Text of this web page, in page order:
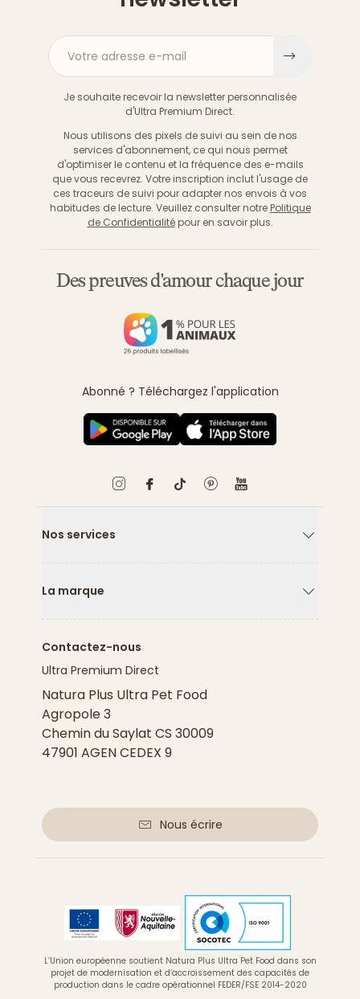
Votre adresse e-mail
Je souhaite recevoir la newsletter personnalisée
d'Ultra Premium Direct.
Nous utilisons des pixels de suivi au sein de nos
services d'abonnement, ce qui nous permet
d'optimiser le contenu et la fréquence des e-mails
que vous recevrez. Votre inscription inclut l'usage de
ces traceurs de suivi pour adapter nos envois à vos
habitudes de lecture. Veuillez consulter notre Politique
de Confidentialitépour en savoir plus.
Des preuves d'amour chaque jour
Abonné ? Téléchargez l'application
Nos services
La marque
Contactez-nous
Ultra Premium Direct
Natura Plus Ultra Pet Food
Agropole 3
Chemin du Saylat CS 30009
47901 AGEN CEDEX 9
Nous écrire
L’Union européenne soutient Natura Plus Ultra Pet Food dans son
projet de modernisation et d’accroissement des capacités de
production dans le cadre opérationnel FEDER/FSE 2014-2020